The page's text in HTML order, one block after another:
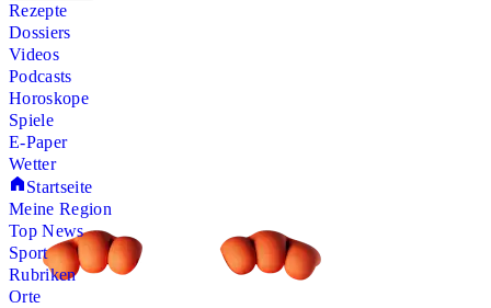
Rezepte
Dossiers
Videos
Podcasts
Horoskope
Spiele
E-Paper
Wetter
Startseite
Meine Region
Top News
Sport
Rubriken
Orte